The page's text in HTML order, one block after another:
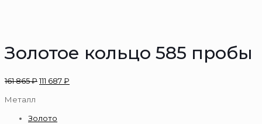
Золотое кольцо 585 пробы
161 865₽111 687₽
Металл
Золото